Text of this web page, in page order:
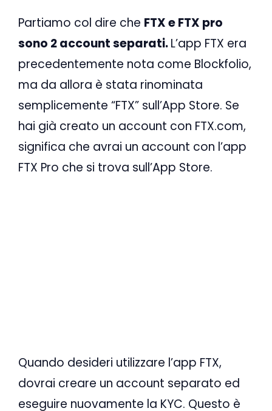
Partiamo col dire che FTX e FTX pro
sono 2 account separati.L’app FTX era
precedentemente nota come Blockfolio,
ma da allora è stata rinominata
semplicemente “FTX” sull’App Store. Se
hai già creato un account con FTX.com,
significa che avrai un account con l’app
FTX Pro che si trova sull’App Store.
Quando desideri utilizzare l’app FTX,
dovrai creare un account separato ed
eseguire nuovamente la KYC. Questo è